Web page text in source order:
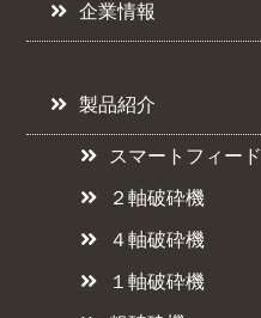
企業情報
製品紹介
スマートフィード
２軸破砕機
４軸破砕機
１軸破砕機